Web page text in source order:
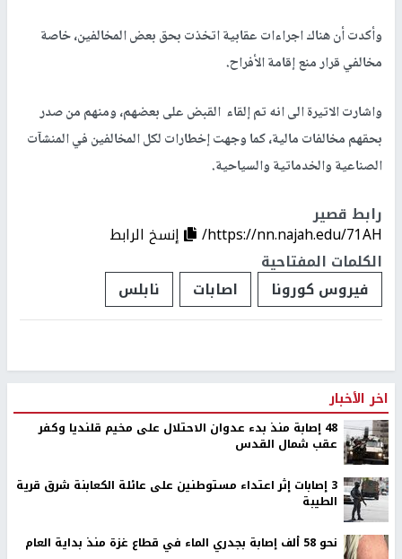
وأكدت أن هناك اجراءات عقابية اتخذت بحق بعض المخالفين، خاصة
مخالفي قرار منع إقامة الأفراح.
واشارت الاتيرة الى انه تم إلقاء القبض على بعضهم، ومنهم من صدر
بحقهم مخالفات مالية، كما وجهت إخطارات لكل المخالفين في المنشآت
الصناعية والخدماتية والسياحية.
رابط قصير
https://nn.najah.edu/71AH/
إنسخ الرابط
الكلمات المفتاحية
فيروس كورونا
اصابات نابلس
اخر الأخبار
48 إصابة منذ بدء عدوان الاحتلال على مخيم قلنديا وكفر
عقب شمال القدس
‏3 إصابات إثر اعتداء مستوطنين على عائلة الكعابنة شرق قرية
الطيبة
نحو 58 ألف إصابة بجدري الماء في قطاع غزة منذ بداية العام